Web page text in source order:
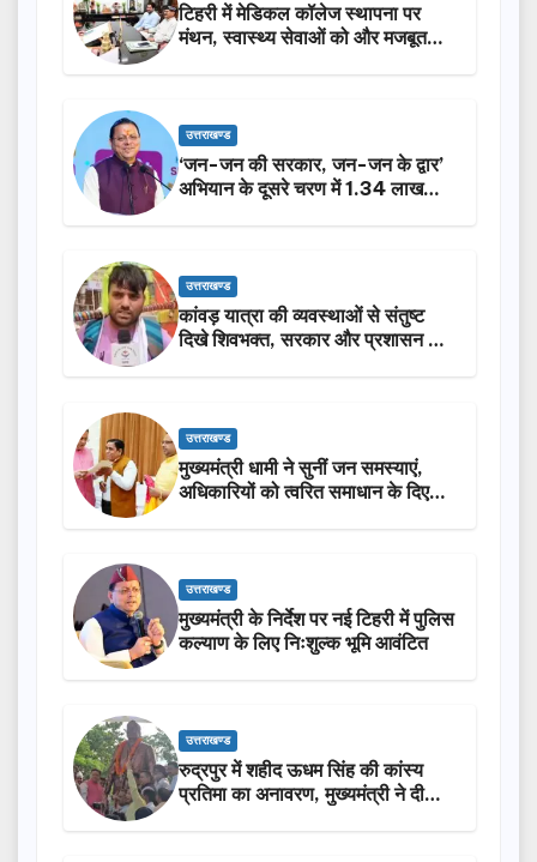
टिहरी में मेडिकल कॉलेज स्थापना पर
मंथन, स्वास्थ्य सेवाओं को और मजबूत
उत्तराखण्ड
‘जन-जन की सरकार, जन-जन के द्वार’
अभियान के दूसरे चरण में 1.34 लाख
उत्तराखण्ड
कांवड़ यात्रा की व्यवस्थाओं से संतुष्ट
दिखे शिवभक्त, सरकार और प्रशासन की
उत्तराखण्ड
मुख्यमंत्री धामी ने सुनीं जन समस्याएं,
अधिकारियों को त्वरित समाधान के दिए
उत्तराखण्ड
मुख्यमंत्री के निर्देश पर नई टिहरी में पुलिस
कल्याण के लिए निःशुल्क भूमि आवंटित
उत्तराखण्ड
रुद्रपुर में शहीद ऊधम सिंह की कांस्य
प्रतिमा का अनावरण, मुख्यमंत्री ने दी